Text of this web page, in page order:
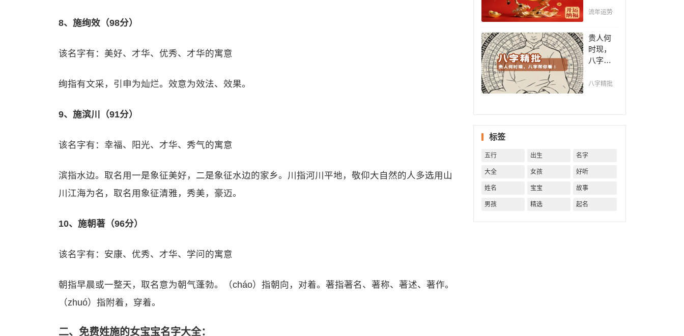
8、施绚效（98分）
该名字有：美好、才华、优秀、才华的寓意
绚指有文采，引申为灿烂。效意为效法、效果。
9、施滨川（91分）
该名字有：幸福、阳光、才华、秀气的寓意
滨指水边。取名用一是象征美好，二是象征水边的家乡。川指河川平地，敬仰大自然的人多选用山
川江海为名，取名用象征清雅，秀美，豪迈。
10、施朝著（96分）
该名字有：安康、优秀、才华、学问的寓意
朝指早晨或一整天，取名意为朝气蓬勃。（cháo）指朝向，对着。著指著名、著称、著述、著作。
（zhuó）指附着，穿着。
二、免费姓施的女宝宝名字大全：
缺，助
一生！
把握先
吉避
凶，不
走弯
路，点
查看！
流年运势
贵人何
时现，
八字帮
平阴阳
八字精批
标签
五行 出生 名字
大全 女孩 好听
姓名 宝宝 故事
男孩 精选 起名